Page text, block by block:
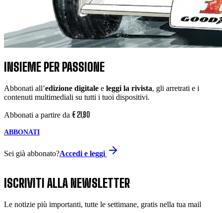
INSIEME PER PASSIONE
Abbonati all’edizione digitale e leggi la rivista, gli arretrati e i
contenuti multimediali su tutti i tuoi dispositivi.
Abbonati a partire da € 21,90
ABBONATI
Sei già abbonato?Accedi e leggi
ISCRIVITI ALLA NEWSLETTER
Le notizie più importanti, tutte le settimane, gratis nella tua mail